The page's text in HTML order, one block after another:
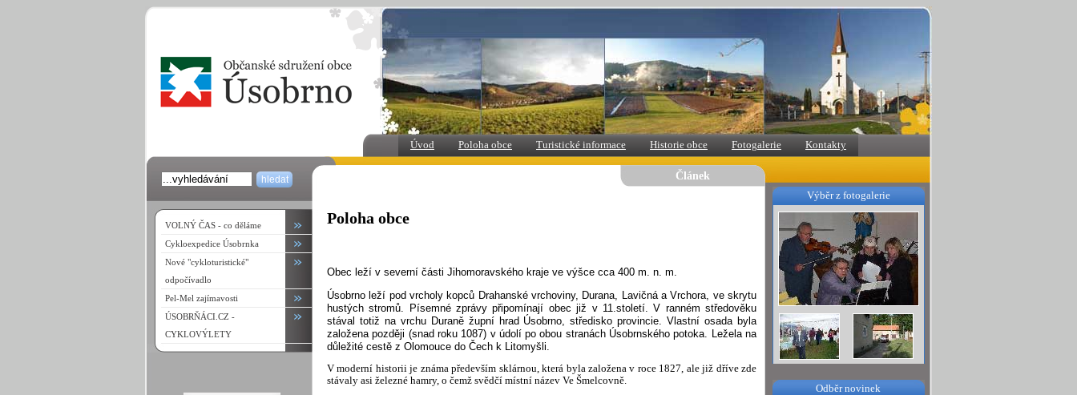
Úvod Poloha obce Turistické informace Historie obce Fotogalerie Kontakty
Článek
Poloha obce
Obec leží v severní části Jihomoravského kraje ve výšce cca 400 m. n. m.
Úsobrno leží pod vrcholy kopců Drahanské vrchoviny, Durana, Lavičná a Vrchora, ve skrytu
hustých stromů. Písemné zprávy připomínají obec již v 11.století. V ranném středověku
stával totiž na vrchu Duraně župní hrad Úsobrno, středisko provincie. Vlastní osada byla
založena později (snad roku 1087) v údolí po obou stranách Úsobrnského potoka. Ležela na
důležité cestě z Olomouce do Čech k Litomyšli.
V moderní historii je známa především sklárnou, která byla založena v roce 1827, ale již dříve zde
stávaly asi železné hamry, o čemž svědčí místní název Ve Šmelcovně.
VOLNÝ ČAS - co děláme
Cykloexpedice Úsobrnka
Nové "cykloturistické"
odpočívadlo
Pel-Mel zajímavosti
ÚSOBRŇÁCI.CZ -
CYKLOVÝLETY
Výběr z fotogalerie
Odběr novinek